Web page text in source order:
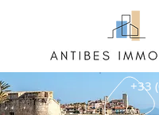
+33